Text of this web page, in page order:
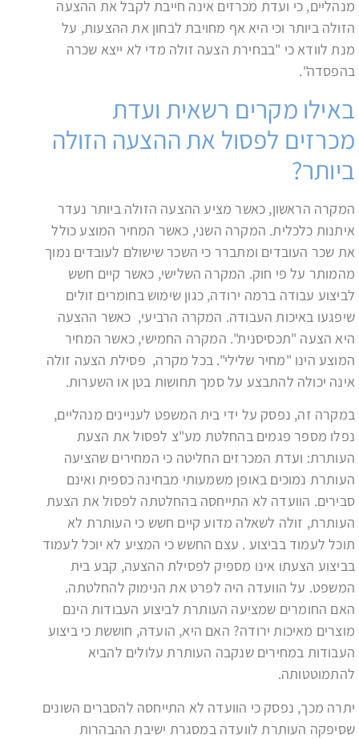
מנהליים, כי ועדת מכרזים אינה חייבת לקבל את ההצעה
הזולה ביותר וכי היא אף מחויבת לבחון את ההצעות, על
מנת לוודא כי "בבחירת הצעה זולה מדי לא ייצא שכרה
בהפסדה".
באילו מקרים רשאית ועדת
מכרזים לפסול את ההצעה הזולה
ביותר?
המקרה הראשון, כאשר מציע ההצעה הזולה ביותר נעדר
איתנות כלכלית. המקרה השני, כאשר המחיר המוצע כולל
את שכר העובדים ומתברר כי השכר שישולם לעובדים נמוך
מהמותר על פי חוק. המקרה השלישי, כאשר קיים חשש
לביצוע עבודה ברמה ירודה, כגון שימוש בחומרים זולים
שיפגעו באיכות העבודה. המקרה הרביעי, כאשר ההצעה
היא הצעה "תכסיסנית". המקרה החמישי, כאשר המחיר
המוצע הינו "מחיר שלילי". בכל מקרה, פסילת הצעה זולה
אינה יכולה להתבצע על סמך תחושות בטן או השערות.
במקרה זה, נפסק על ידי בית המשפט לעניינים מנהליים,
נפלו מספר פגמים בהחלטת מע"צ לפסול את הצעת
העותרת: ועדת המכרזים החליטה כי המחירים שהציעה
העותרת נמוכים באופן משמעותי מבחינה כספית ואינם
סבירים. הוועדה לא התייחסה בהחלטתה לפסול את הצעת
העותרת, זולה לשאלה מדוע קיים חשש כי העותרת לא
תוכל לעמוד בביצוע . עצם החשש כי המציע לא יוכל לעמוד
בביצוע הצעתו אינו מספיק לפסילת ההצעה, קבע בית
המשפט. על הוועדה היה לפרט את הנימוק להחלטתה.
האם החומרים שמציעה העותרת לביצוע העבודות הינם
מוצרים מאיכות ירודה? האם היא, הועדה, חוששת כי ביצוע
העבודות במחירים שנקבה העותרת עלולים להביא
להתמוטטותה.
יתרה מכך, נפסק כי הוועדה לא התייחסה להסברים השונים
שסיפקה העותרת לוועדה במסגרת ישיבת ההבהרות